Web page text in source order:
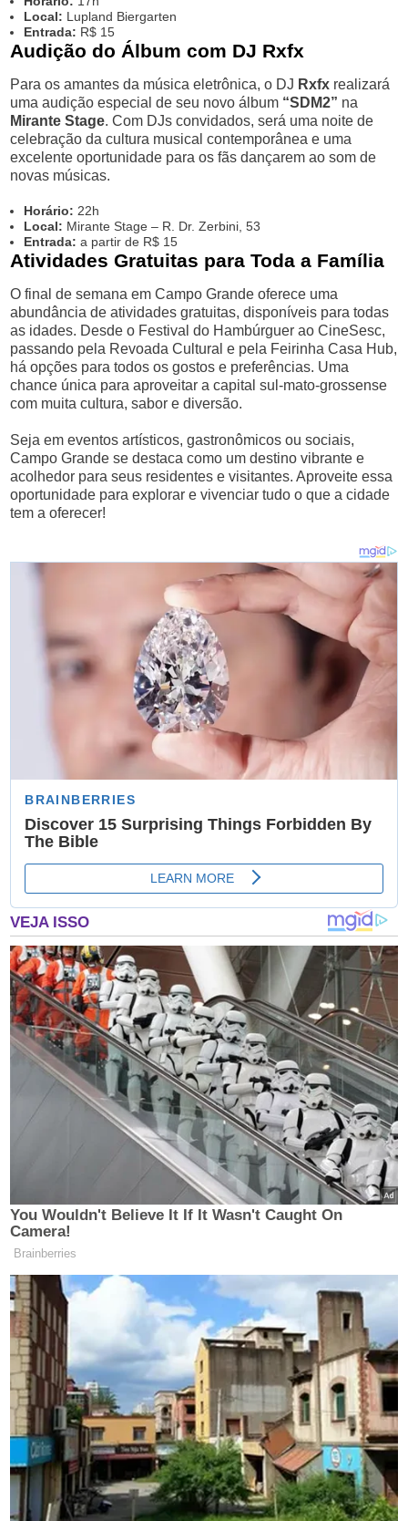
Local: Lupland Biergarten
Entrada: R$ 15
Audição do Álbum com DJ Rxfx
Para os amantes da música eletrônica, o DJ Rxfx realizará
uma audição especial de seu novo álbum “SDM2” na
Mirante Stage. Com DJs convidados, será uma noite de
celebração da cultura musical contemporânea e uma
excelente oportunidade para os fãs dançarem ao som de
novas músicas.
Horário: 22h
Local: Mirante Stage – R. Dr. Zerbini, 53
Entrada: a partir de R$ 15
Atividades Gratuitas para Toda a Família
O final de semana em Campo Grande oferece uma
abundância de atividades gratuitas, disponíveis para todas
as idades. Desde o Festival do Hambúrguer ao CineSesc,
passando pela Revoada Cultural e pela Feirinha Casa Hub,
há opções para todos os gostos e preferências. Uma
chance única para aproveitar a capital sul-mato-grossense
com muita cultura, sabor e diversão.
Seja em eventos artísticos, gastronômicos ou sociais,
Campo Grande se destaca como um destino vibrante e
acolhedor para seus residentes e visitantes. Aproveite essa
oportunidade para explorar e vivenciar tudo o que a cidade
tem a oferecer!